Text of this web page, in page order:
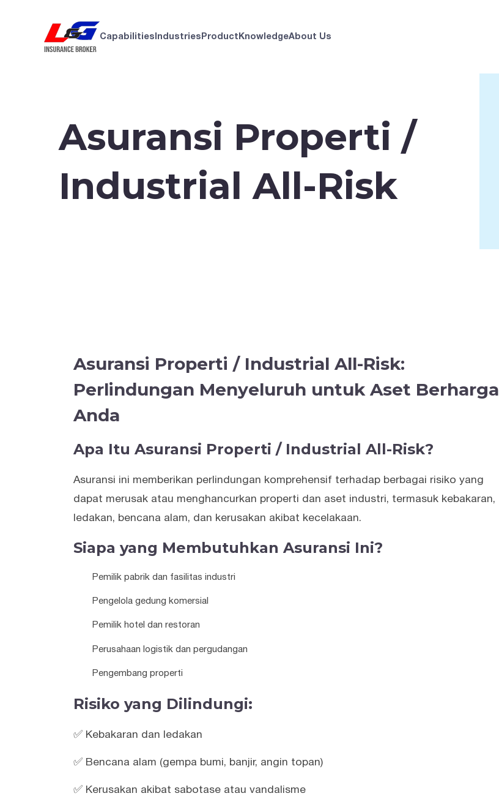
Capabilities Industries Product KnowledgeAbout Us
Asuransi Properti /
Industrial All-Risk
Asuransi Properti / Industrial All-Risk:
Perlindungan Menyeluruh untuk Aset Berharga
Anda
Apa Itu Asuransi Properti / Industrial All-Risk?
Asuransi ini memberikan perlindungan komprehensif terhadap berbagai risiko yang
dapat merusak atau menghancurkan properti dan aset industri, termasuk kebakaran,
ledakan, bencana alam, dan kerusakan akibat kecelakaan.
Siapa yang Membutuhkan Asuransi Ini?
Pemilik pabrik dan fasilitas industri
Pengelola gedung komersial
Pemilik hotel dan restoran
Perusahaan logistik dan pergudangan
Pengembang properti
Risiko yang Dilindungi:
✅ Kebakaran dan ledakan
✅ Bencana alam (gempa bumi, banjir, angin topan)
✅ Kerusakan akibat sabotase atau vandalisme